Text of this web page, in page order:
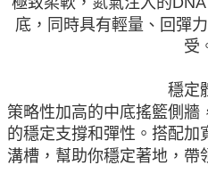
底，同時具有輕量、回彈
受
穩定
策略性加高的中底搖籃側牆
的穩定支撐和彈性。搭配加
溝槽，幫助你穩定著地，帶